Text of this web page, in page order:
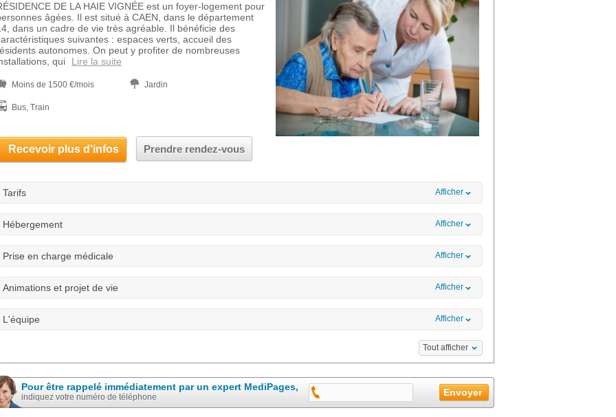
DE LA HAIE VIGNÉE est un foyer-logement pour
âgées. Il est situé à CAEN, dans le département
dans un cadre de vie très agréable. Il bénéficie des
suivantes : espaces verts, accueil des
autonomes. On peut y profiter de nombreuses
qui
Lire la suite
Moins de 1500 €/mois Jardin
Bus, Train
Recevoir plus d'infos Prendre rendez-vous
Tarifs Afficher
Hébergement Afficher
Prise en charge médicale Afficher
Animations et projet de vie Afficher
L'équipe Afficher
Tout afficher
Pour être rappelé immédiatement par un expert MediPages,
indiquez votre numéro de téléphone